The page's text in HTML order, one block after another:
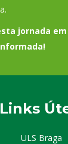
jornada
Links
ULS Braga